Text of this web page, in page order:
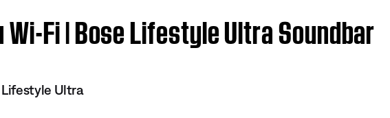
Wi-Fi | Bose Lifestyle Ultra Soundbar
Lifestyle Ultra